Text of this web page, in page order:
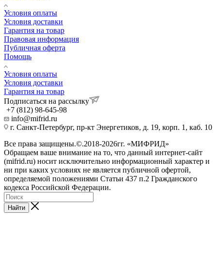
Условия оплаты
Условия доставки
Гарантия на товар
Правовая информация
Публичная оферта
Помощь
Условия оплаты
Условия доставки
Гарантия на товар
Подписаться на рассылку
+7 (812) 98-645-98
info@mifrid.ru
г. Санкт-Петербург, пр-кт Энергетиков, д. 19, корп. 1, каб. 10
Все права защищены.©.2018-2026гг. «МИФРИД»
Обращаем ваше внимание на то, что данный интернет-сайт
(mifrid.ru) носит исключительно информационный характер и
ни при каких условиях не является публичной офертой,
определяемой положениями Статьи 437 п.2 Гражданского
кодекса Российской Федерации.
Найти